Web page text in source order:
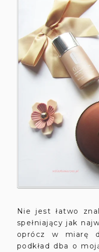
Nie jest łatwo
spełniający jak
oprócz w miarę
podkład dba o